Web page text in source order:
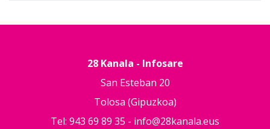
28 Kanala - Infosare
San Esteban 20
Tolosa (Gipuzkoa)
Tel: 943 69 89 35 - info@28kanala.eus